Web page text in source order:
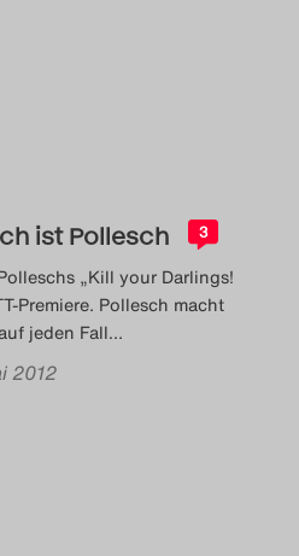
ist Pollesch 3
„Kill your Darlings!
Premiere. Pollesch macht
jeden Fall…
2012